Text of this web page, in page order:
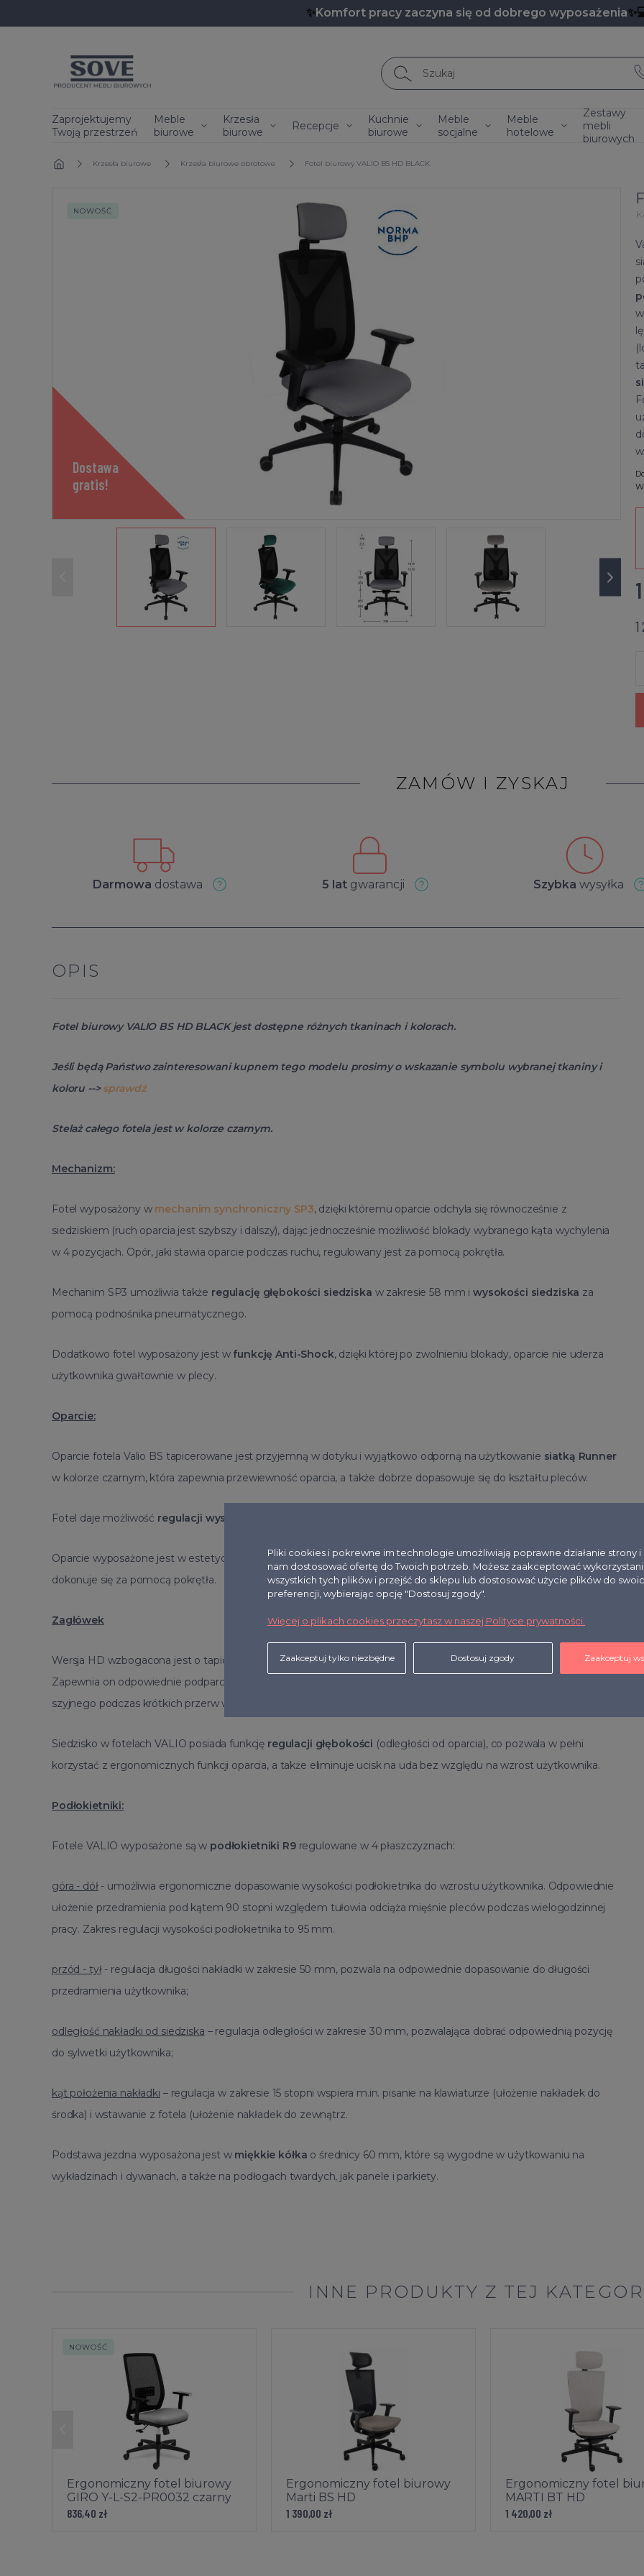
✨Komfort pracy zaczyna się od dobrego wyposażenia
Zaprojektujemy
Twoją przestrzeń
Meble
biurowe
Krzesła
biurowe
Recepcje
Kuchnie
biurowe
Meble
socjalne
Meble
hotelowe
Zestawy
mebli
biurowych
» Krzesła biurowe » Krzesła biurowe obrotowe » Fotel biurowy VALIO BS HD BLACK
NOWOŚĆ
Dostawa
gratis!
1
ZAMÓW I ZYSKAJ
Darmowa dostawa 5 latgwarancji Szybka wysyłka
OPIS
Fotel biurowy VALIO BS HD BLACK jest dostępne różnych tkaninach i kolorach.
Jeśli będą Państwo zainteresowani kupnem tego modelu prosimy o wskazanie symbolu wybranej tkaniny i
koloru -->sprawdź
Stelaż całego fotela jest w kolorze czarnym.
Mechanizm:
Fotel wyposażony w mechanim synchroniczny SP3, dzięki któremu oparcie odchyla się równocześnie z
siedziskiem (ruch oparcia jest szybszy i dalszy), dając jednocześnie możliwość blokady wybranego kąta wychylenia
w 4 pozycjach. Opór, jaki stawia oparcie podczas ruchu, regulowany jest za pomocą pokrętła.
Mechanim SP3 umożliwia także regulację głębokości siedziska w zakresie 58 mm i wysokości siedziska za
pomocą podnośnika pneumatycznego.
Dodatkowo fotel wyposażony jest w funkcję Anti-Shock, dzięki której po zwolnieniu blokady, oparcie nie uderza
użytkownika gwałtownie w plecy.
Oparcie:
Oparcie fotela Valio BS tapicerowane jest przyjemną w dotyku i wyjątkowo odporną na użytkowanie siatką Runner
w kolorze czarnym, która zapewnia przewiewność oparcia, a także dobrze dopasowuje się do kształtu pleców.
Fotel daje możliwość regulacji wysokości oparcia
Oparcie wyposażone jest w estetyczny profil lędźwiowy z regulacją głębokości. Indywidualnych ustawień
dokonuje się za pomocą pokrętła.
Zagłówek
Wersja HD wzbogacona jest o tapicerowany zagłówek zfunkcją regulacji wysokości oraz kąta położenia.
Zapewnia on odpowiednie podparcie pleców na całej ich długości, a także pozwala odciążyć mięśnie odcinka
szyjnego podczas krótkich przerw w pracy.
Siedzisko w fotelach VALIO posiada funkcję regulacji głębokości (odległości od oparcia), co pozwala w pełni
korzystać z ergonomicznych funkcji oparcia, a także eliminuje ucisk na uda bez względu na wzrost użytkownika.
Podłokietniki:
Fotele VALIO wyposażone są w podłokietniki R9regulowane w 4 płaszczyznach:
góra - dół- umożliwia ergonomiczne dopasowanie wysokości podłokietnika do wzrostu użytkownika. Odpowiednie
ułożenie przedramienia pod kątem 90 stopni względem tułowia odciąża mięśnie pleców podczas wielogodzinnej
pracy. Zakres regulacji wysokości podłokietnika to 95 mm.
przód - tył- regulacja długości nakładki w zakresie 50 mm, pozwala na odpowiednie dopasowanie do długości
przedramienia użytkownika;
odległość nakładki od siedziska – regulacja odległości w zakresie 30 mm, pozwalająca dobrać odpowiednią pozycję
do sylwetki użytkownika;
kąt położenia nakładki – regulacja w zakresie 15 stopni wspiera m.in. pisanie na klawiaturze (ułożenie nakładek do
środka) i wstawanie z fotela (ułożenie nakładek do zewnątrz.
Podstawa jezdna wyposażona jest w miękkie kółka o średnicy 60 mm, które są wygodne w użytkowaniu na
wykładzinach i dywanach, a także na podłogach twardych, jak panele i parkiety.
INNE PRODUKTY Z TEJ
Ergonomiczny fotel biurowy
GIRO Y-L-S2-PR0032 czarny
836,40 zł
NOWOŚĆ
Ergonomiczny fotel biurowy
Marti BS HD
1 390,00 zł
Ergonomiczny fotel
MARTI BT HD
1 420,00 zł
Pliki cookies i pokrewne im technologie umożliwiają poprawne działanie strony
nam dostosować ofertę do Twoich potrzeb. Możesz zaakceptować
wszystkich tych plików i przejść do sklepu lub dostosować użycie plików do
preferencji, wybierając opcję "Dostosuj zgody".
Więcej o plikach cookies przeczytasz w naszej Polityce prywatności.
Zaakceptuj tylko niezbędne Dostosuj zgody Zaakceptuj